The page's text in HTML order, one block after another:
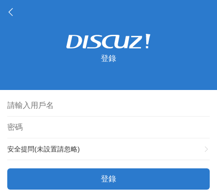
登錄
安全提問(未設置請忽略)
登錄